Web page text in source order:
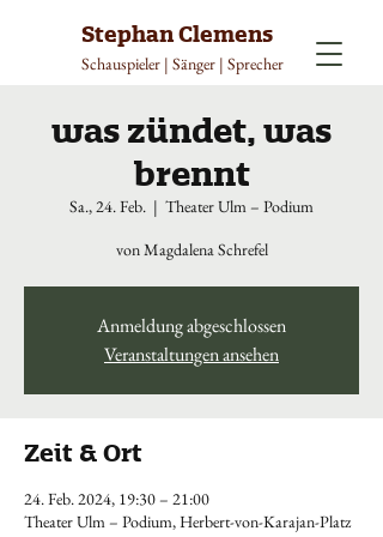
Stephan Clemens
Schauspieler | Sänger | Sprecher
was zündet, was
brennt
Sa., 24. Feb.
  |
Theater Ulm – Podium
von Magdalena Schrefel
Anmeldung abgeschlossen
Veranstaltungen ansehen
Zeit & Ort
24. Feb. 2024, 19:30 – 21:00
Theater Ulm – Podium, Herbert-von-Karajan-Platz